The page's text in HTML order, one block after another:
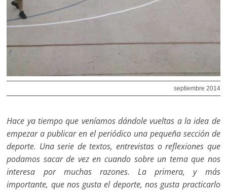
septiembre 2014
Hace ya tiempo que veníamos dándole vueltas a la idea de
empezar a publicar en el periódico una pequeña sección de
deporte. Una serie de textos, entrevistas o reflexiones que
podamos sacar de vez en cuando sobre un tema que nos
interesa por muchas razones. La primera, y más
importante, que nos gusta el deporte, nos gusta practicarlo